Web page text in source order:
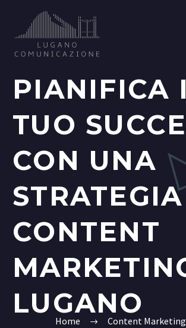
PIANIFICA
TUO
CON UNA
CONTENT
LUGANO
Home
Content Marketing